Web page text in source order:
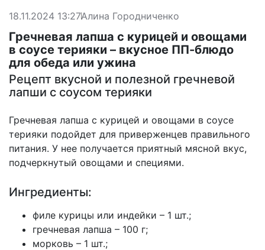
18.11.2024 13:27Алина Городниченко
Гречневая лапша с курицей и овощами
в соусе терияки – вкусное ПП-блюдо
для обеда или ужина
Рецепт вкусной и полезной гречневой
лапши с соусом терияки
Гречневая лапша с курицей и овощами в соусе
терияки подойдет для приверженцев правильного
питания. У нее получается приятный мясной вкус,
подчеркнутый овощами и специями.
Ингредиенты:
филе курицы или индейки – 1 шт.;
гречневая лапша – 100 г;
морковь – 1 шт.;